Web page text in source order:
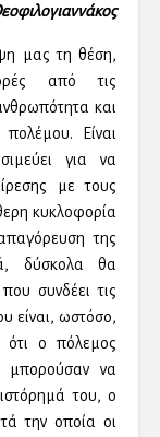
μας τη θέση,
από τις
και
Είναι
για να
με τους
κυκλοφορία
της
δύσκολα θα
συνδέει τις
είναι, ωστόσο,
ότι ο πόλεμος
μπορούσαν να
του, ο
την οποία οι